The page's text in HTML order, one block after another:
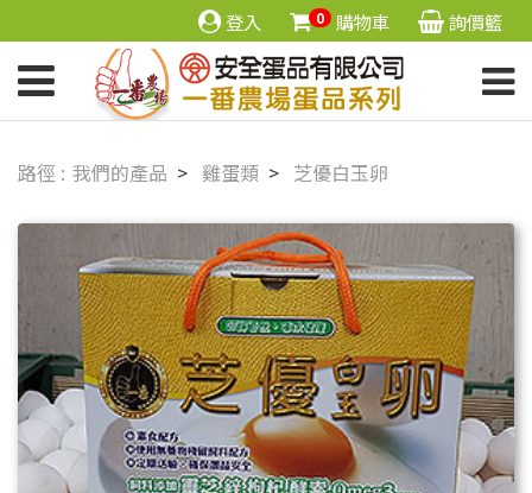
登入 0 購物車 詢價籃
我們的產品 雞蛋類 芝優白玉卵